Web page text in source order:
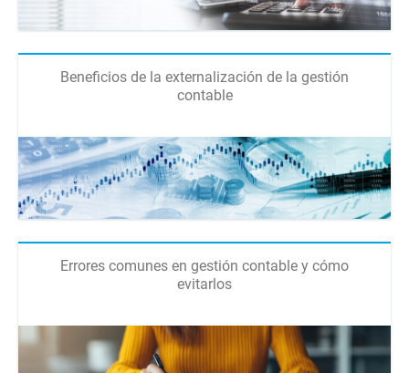
Beneficios de la externalización de la gestión
contable
Errores comunes en gestión contable y cómo
evitarlos